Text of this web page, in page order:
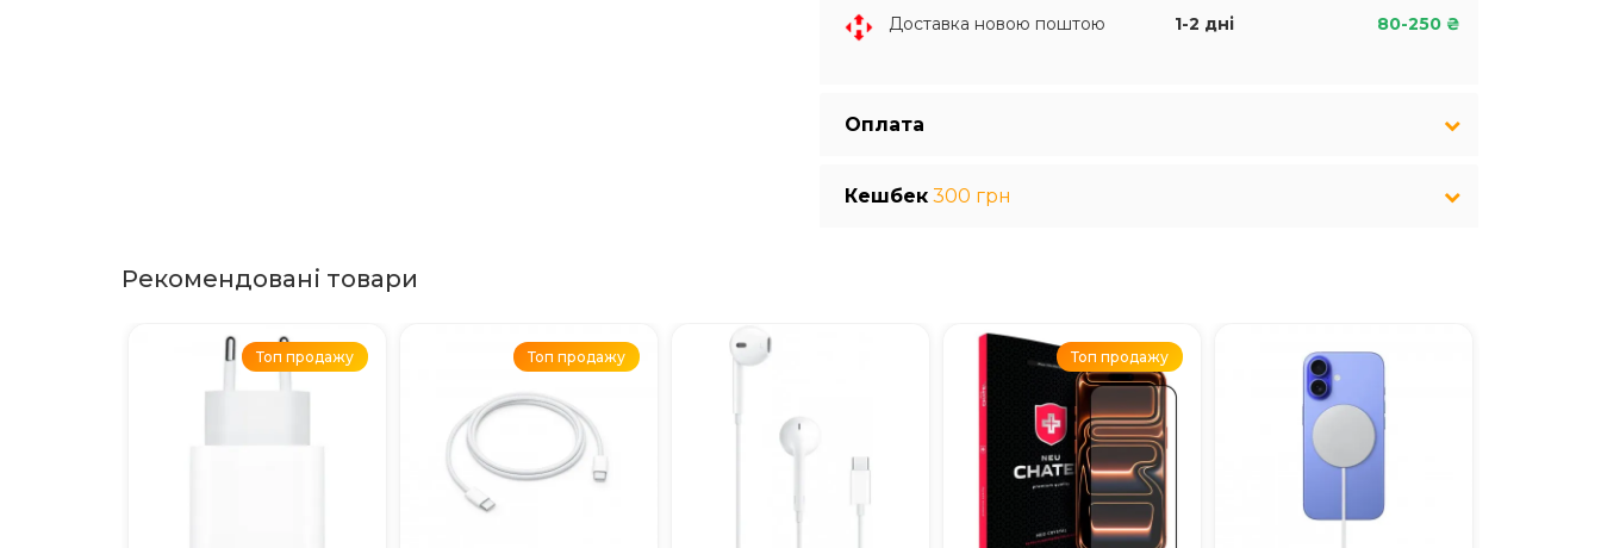
Доставка новою поштою 1-2 дні 80-250 ₴
Оплата
Кешбек 300 грн
Рекомендовані товари
Топ продажу Топ продажу Топ продажу